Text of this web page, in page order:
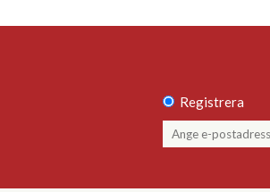
Registrera